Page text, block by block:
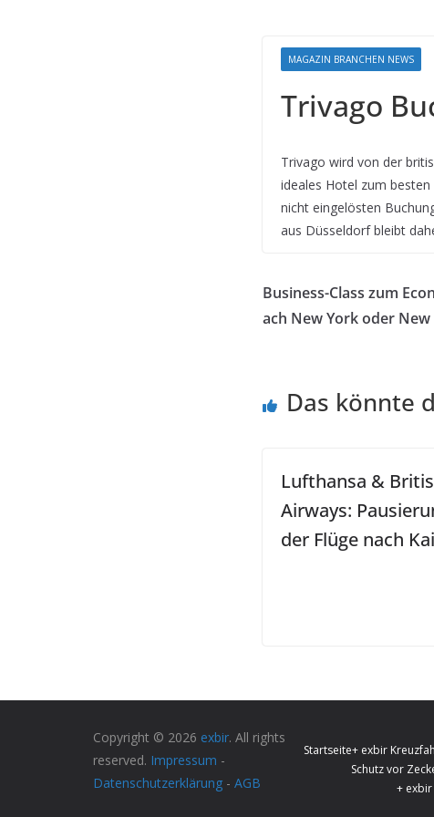
MAGAZIN BRANCHEN NEWS
Trivago
Trivago wird von der
ideales Hotel zum
nicht eingelösten
aus Düsseldorf bleibt
Business-Class zum
ach New York oder
Das könnte
Lufthansa &
Airways:
der Flüge nach
Startseite+ exbir
Schutz vor
+ exbir
Copyright © 2026 exbir. All rights
reserved. Impressum -
Datenschutzerklärung - AGB